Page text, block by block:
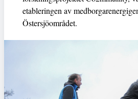
etableringen av
Östersjöområdet.